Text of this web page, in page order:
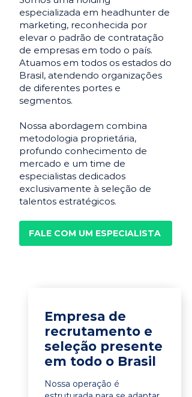
especializada em headhunter de
marketing, reconhecida por
elevar o padrão de contratação
de empresas em todo o país.
Atuamos em todos os estados do
Brasil, atendendo organizações
de diferentes portes e
segmentos.
Nossa abordagem combina
metodologia proprietária,
profundo conhecimento de
mercado e um time de
especialistas dedicados
exclusivamente à seleção de
talentos estratégicos.
FALE COM UM ESPECIALISTA
Empresa de
recrutamento e
seleção presente
em todo o Brasil
Nossa operação é